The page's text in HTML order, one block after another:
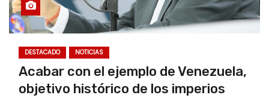
DESTACADO NOTICIAS
Acabar con el ejemplo de Venezuela,
objetivo histórico de los imperios